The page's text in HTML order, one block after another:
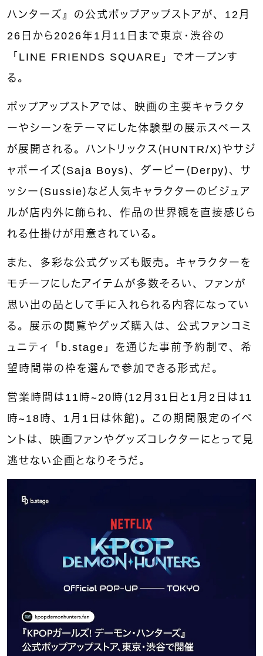
ハンターズ』の公式ポップアップストアが、12月
26日から2026年1月11日まで東京・渋谷の
「 LINE FRIENDS SQUARE」 でオープンす
る。
ポップアップストアでは、映画の主要キャラクタ
ーやシーンをテーマにした体験型の展示スペース
が展開される。ハントリックス（HUNTR/X）やサジ
ャボーイズ（Saja Boys）、ダーピー（Derpy）、サ
ッシー（Sussie）など人気キャラクターのビジュア
ルが店内外に飾られ、作品の世界観を直接感じら
れる仕掛けが用意されている。
また、多彩な公式グッズも販売。キャラクターを
モチーフにしたアイテムが多数そろい、ファンが
思い出の品として手に入れられる内容になってい
る。展示の閲覧やグッズ購入は、公式ファンコミ
ュニティ「b.stage」を通じた事前予約制で、希
望時間帯の枠を選んで参加できる形式だ。
営業時間は11時〜20時（12月31日と1月2日は11
時〜18時、1月1日は休館）。この期間限定のイベ
ントは、映画ファンやグッズコレクターにとって見
逃せない企画となりそうだ。